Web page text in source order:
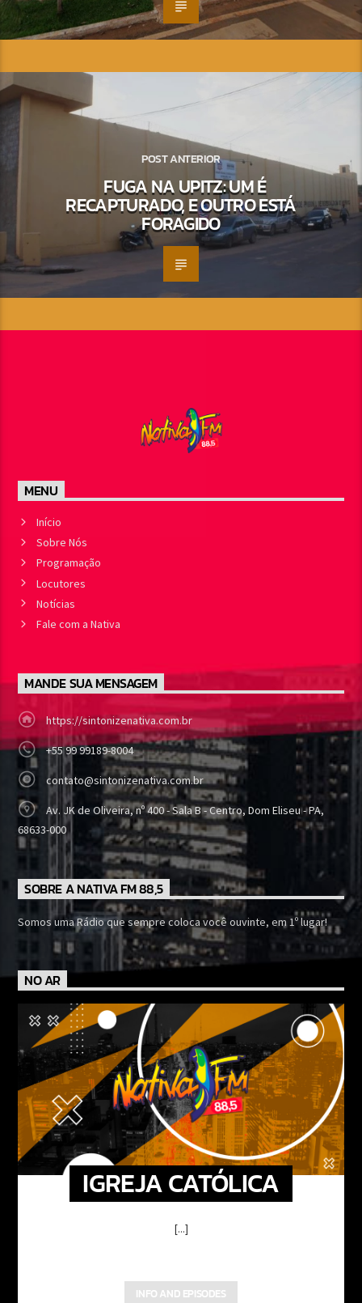
POST ANTERIOR
FUGA NA UPITZ: UM É
RECAPTURADO, E OUTRO ESTÁ
FORAGIDO
MENU
Início
Sobre Nós
Programação
Locutores
Notícias
Fale com a Nativa
MANDE SUA MENSAGEM
https://sintonizenativa.com.br
+55 99 99189-8004
contato@sintonizenativa.com.br
Av. JK de Oliveira, nº 400 - Sala B - Centro, Dom Eliseu - PA,
68633-000
SOBRE A NATIVA FM 88,5
Somos uma Rádio que sempre coloca você ouvinte, em 1º lugar!
NO AR
IGREJA CATÓLICA
[...]
INFO AND EPISODES